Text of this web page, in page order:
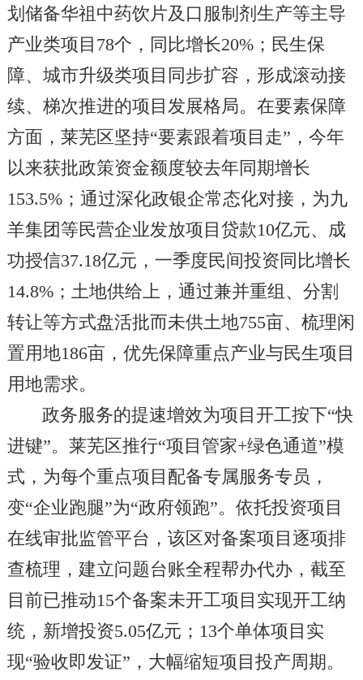
划储备华祖中药饮片及口服制剂生产等主导
产业类项目78个，同比增长20%；民生保
障、城市升级类项目同步扩容，形成滚动接
续、梯次推进的项目发展格局。在要素保障
方面，莱芜区坚持“要素跟着项目走”，今年
以来获批政策资金额度较去年同期增长
153.5%；通过深化政银企常态化对接，为九
羊集团等民营企业发放项目贷款10亿元、成
功授信37.18亿元，一季度民间投资同比增长
14.8%；土地供给上，通过兼并重组、分割
转让等方式盘活批而未供土地755亩、梳理闲
置用地186亩，优先保障重点产业与民生项目
用地需求。
政务服务的提速增效为项目开工按下“快
进键”。莱芜区推行“项目管家+绿色通道”模
式，为每个重点项目配备专属服务专员，
变“企业跑腿”为“政府领跑”。依托投资项目
在线审批监管平台，该区对备案项目逐项排
查梳理，建立问题台账全程帮办代办，截至
目前已推动15个备案未开工项目实现开工纳
统，新增投资5.05亿元；13个单体项目实
现“验收即发证”，大幅缩短项目投产周期。